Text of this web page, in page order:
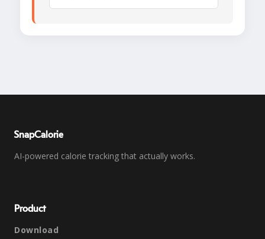
SnapCalorie
AI-powered calorie tracking that actually works.
Product
Download